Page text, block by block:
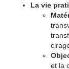
La vie
et la